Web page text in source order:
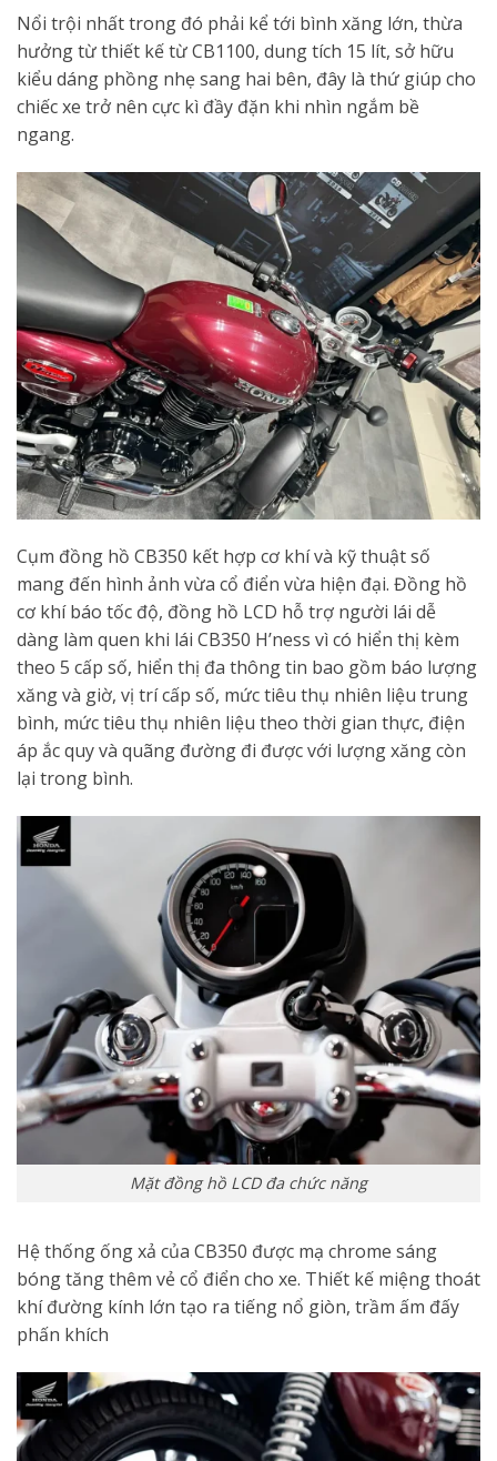
Nổi trội nhất trong đó phải kể tới bình xăng lớn, thừa
hưởng từ thiết kế từ CB1100, dung tích 15 lít, sở hữu
kiểu dáng phồng nhẹ sang hai bên, đây là thứ giúp cho
chiếc xe trở nên cực kì đầy đặn khi nhìn ngắm bề
ngang.
Cụm đồng hồ CB350 kết hợp cơ khí và kỹ thuật số
mang đến hình ảnh vừa cổ điển vừa hiện đại. Đồng hồ
cơ khí báo tốc độ, đồng hồ LCD hỗ trợ người lái dễ
dàng làm quen khi lái CB350 H’ness vì có hiển thị kèm
theo 5 cấp số, hiển thị đa thông tin bao gồm báo lượng
xăng và giờ, vị trí cấp số, mức tiêu thụ nhiên liệu trung
bình, mức tiêu thụ nhiên liệu theo thời gian thực, điện
áp ắc quy và quãng đường đi được với lượng xăng còn
lại trong bình.
Mặt đồng hồ LCD đa chức năng
Hệ thống ống xả của CB350 được mạ chrome sáng
bóng tăng thêm vẻ cổ điển cho xe. Thiết kế miệng thoát
khí đường kính lớn tạo ra tiếng nổ giòn, trầm ấm đấy
phấn khích